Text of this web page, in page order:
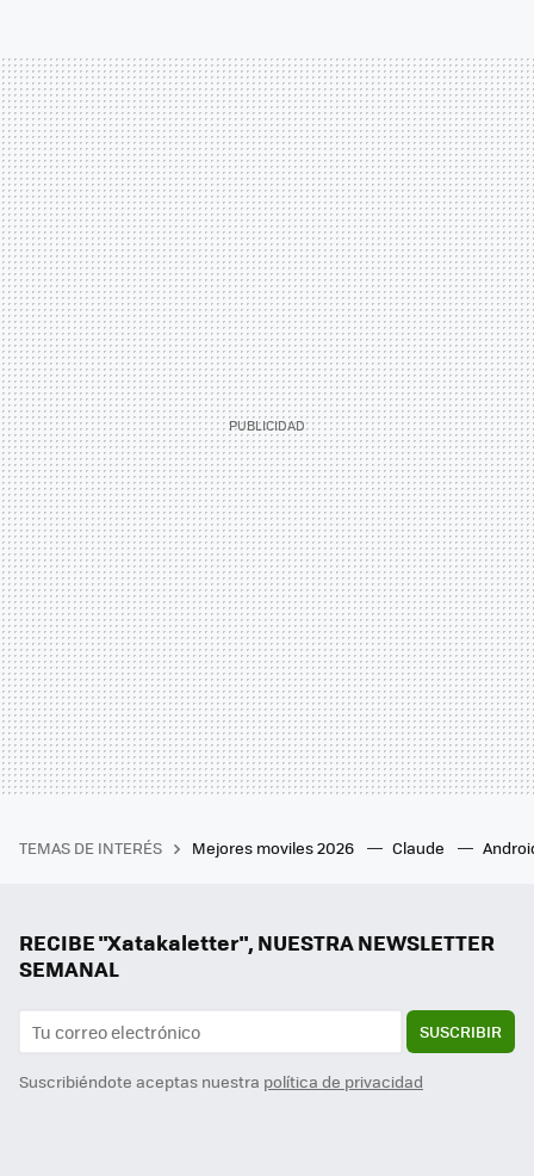
TEMAS DE INTERÉS Mejores moviles 2026 Claude
RECIBE "Xatakaletter", NUESTRA NEWSLETTER
SEMANAL
SUSCRIBIR
Suscribiéndote aceptas nuestra política de privacidad